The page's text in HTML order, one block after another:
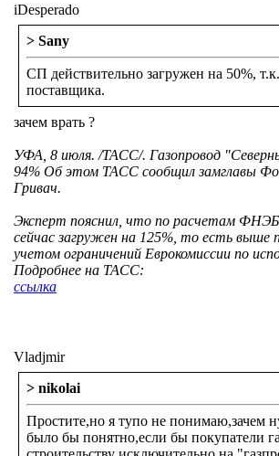
iDesperado
> Sany
СП действительно загружен на 50%,
поставщика.
зачем врать ?
УФА, 8 июля. /ТАСС/. Газопровод
94% Об этом ТАСС сообщил замглавы
Гривач.
Эксперт пояснил, что по расчетам
сейчас загружен на 125%, то есть выше
учетом ограничений Еврокомиссии по
Подробнее на ТАСС:
ссылка
Vladjmir
> nikolai
Простите,но я тупо не понимаю,зачем
было бы понятно,если бы покупатели